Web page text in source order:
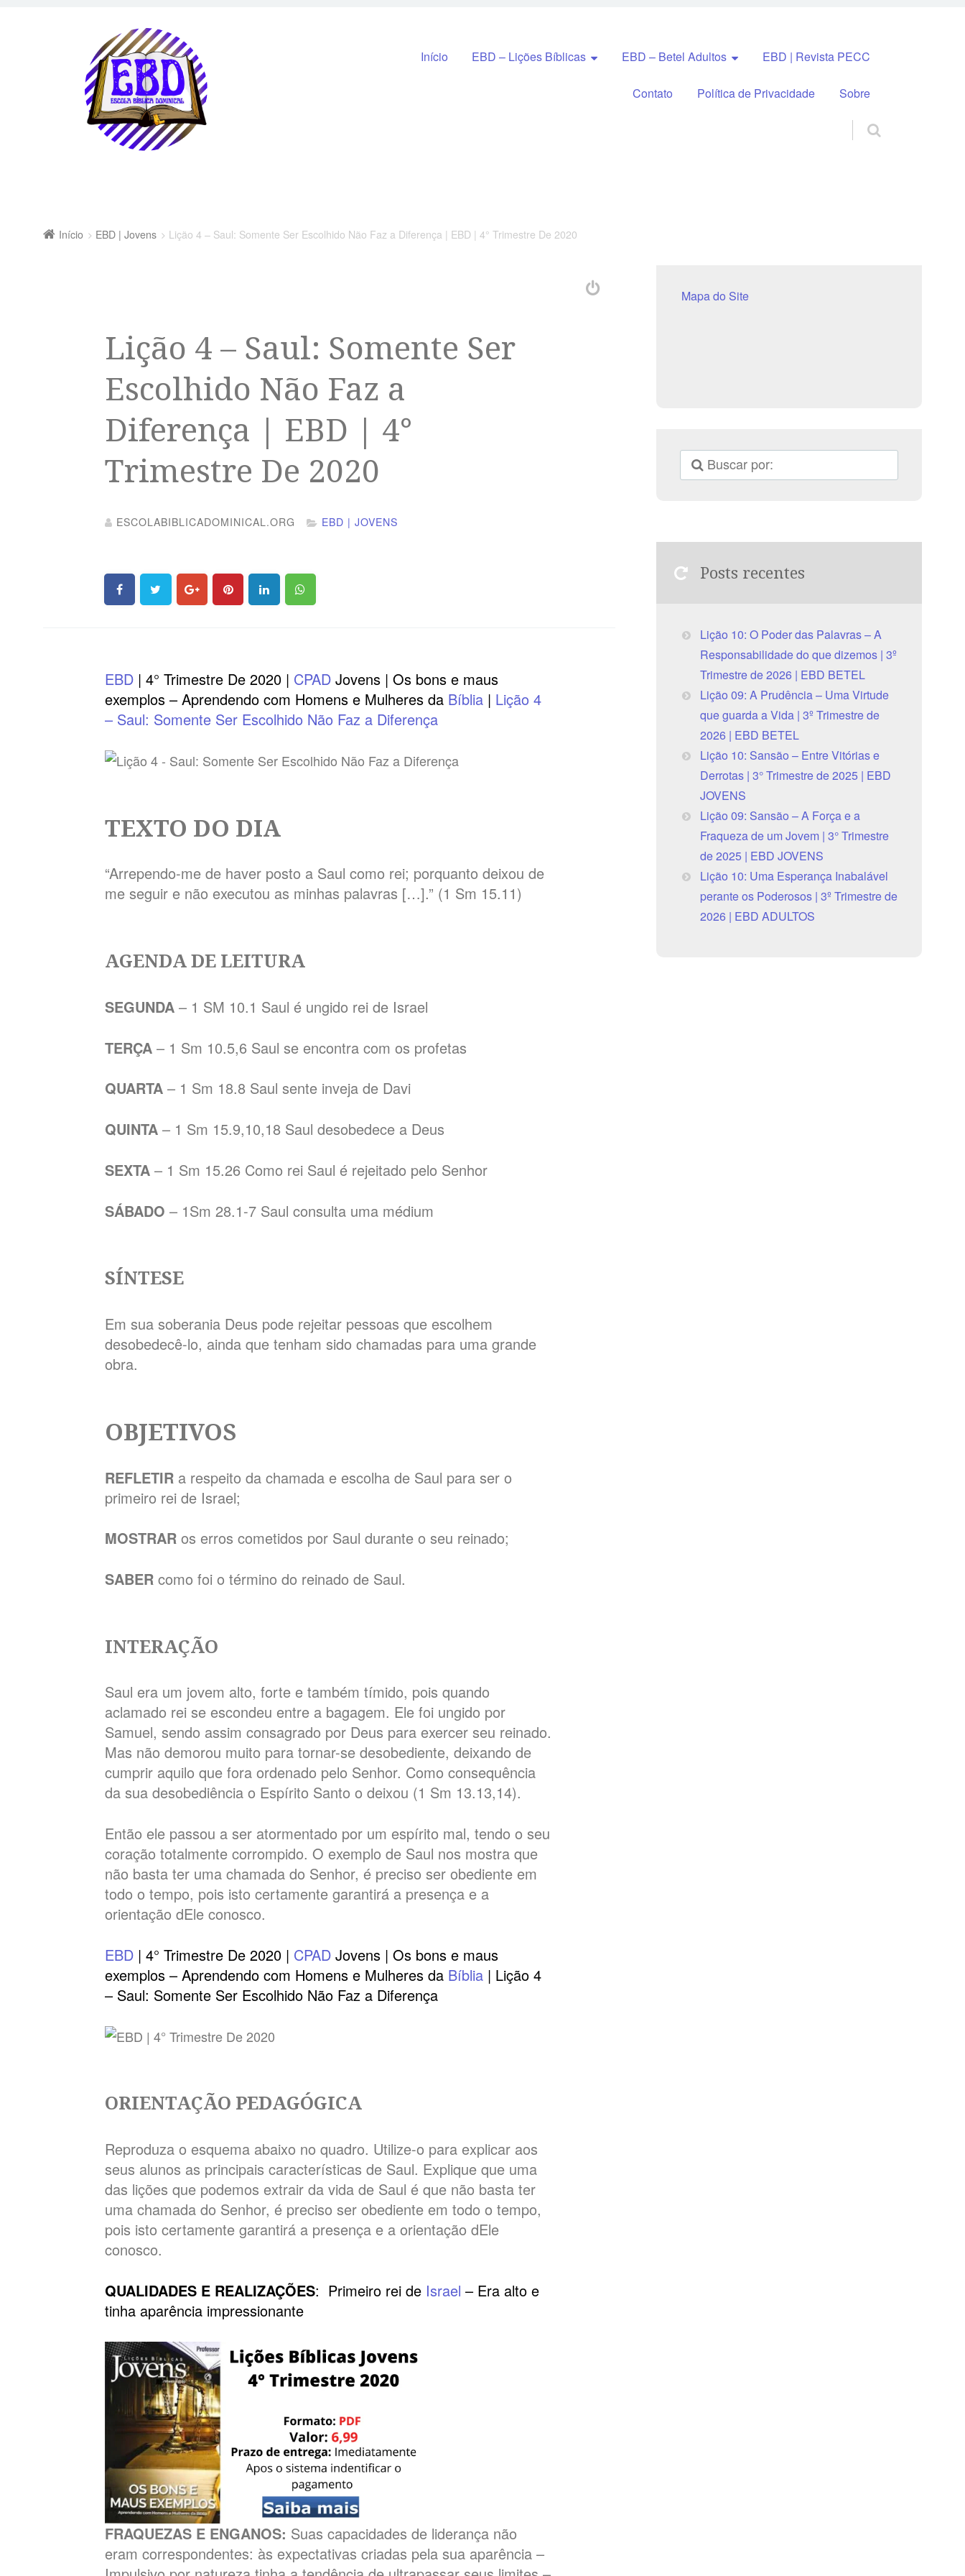
Pular para o conteúdo
Início EBD – Lições Bíblicas EBD – Betel Adultos EBD | Revista PECC
Contato Política de Privacidade Sobre
Início EBD | Jovens Lição 4 – Saul: Somente Ser Escolhido Não Faz a Diferença | EBD | 4° Trimestre De 2020
Lição 4 – Saul: Somente Ser
Escolhido Não Faz a
Diferença | EBD | 4°
Trimestre De 2020
ESCOLABIBLICADOMINICAL.ORG EBD | JOVENS
EBD | 4° Trimestre De 2020 | CPAD Jovens | Os bons e maus
exemplos – Aprendendo com Homens e Mulheres da Bíblia | Lição 4
– Saul: Somente Ser Escolhido Não Faz a Diferença
TEXTO DO DIA
“Arrependo-me de haver posto a Saul como rei; porquanto deixou de
me seguir e não executou as minhas palavras […].” (1 Sm 15.11)
AGENDA DE LEITURA
SEGUNDA – 1 SM 10.1 Saul é ungido rei de Israel
TERÇA– 1 Sm 10.5,6 Saul se encontra com os profetas
QUARTA– 1 Sm 18.8 Saul sente inveja de Davi
QUINTA– 1 Sm 15.9,10,18 Saul desobedece a Deus
SEXTA– 1 Sm 15.26 Como rei Saul é rejeitado pelo Senhor
SÁBADO– 1Sm 28.1-7 Saul consulta uma médium
SÍNTESE
Em sua soberania Deus pode rejeitar pessoas que escolhem
desobedecê-lo, ainda que tenham sido chamadas para uma grande
obra.
OBJETIVOS
REFLETIR a respeito da chamada e escolha de Saul para ser o
primeiro rei de Israel;
MOSTRARos erros cometidos por Saul durante o seu reinado;
SABERcomo foi o término do reinado de Saul.
INTERAÇÃO
Saul era um jovem alto, forte e também tímido, pois quando
aclamado rei se escondeu entre a bagagem. Ele foi ungido por
Samuel, sendo assim consagrado por Deus para exercer seu reinado.
Mas não demorou muito para tornar-se desobediente, deixando de
cumprir aquilo que fora ordenado pelo Senhor. Como consequência
da sua desobediência o Espírito Santo o deixou (1 Sm 13.13,14).
Então ele passou a ser atormentado por um espírito mal, tendo o seu
coração totalmente corrompido. O exemplo de Saul nos mostra que
não basta ter uma chamada do Senhor, é preciso ser obediente em
todo o tempo, pois isto certamente garantirá a presença e a
orientação dEle conosco.
EBD | 4° Trimestre De 2020 | CPAD Jovens | Os bons e maus
exemplos – Aprendendo com Homens e Mulheres da Bíblia | Lição 4
– Saul: Somente Ser Escolhido Não Faz a Diferença
ORIENTAÇÃO PEDAGÓGICA
Reproduza o esquema abaixo no quadro. Utilize-o para explicar aos
seus alunos as principais características de Saul. Explique que uma
das lições que podemos extrair da vida de Saul é que não basta ter
uma chamada do Senhor, é preciso ser obediente em todo o tempo,
pois isto certamente garantirá a presença e a orientação dEle
conosco.
QUALIDADES E REALIZAÇÕES: Primeiro rei de Israel – Era alto e
tinha aparência impressionante
FRAQUEZAS E ENGANOS: Suas capacidades de liderança não
eram correspondentes: às expectativas criadas pela sua aparência –
Mapa do Site
Posts recentes
Lição 10: O Poder das Palavras – A
Responsabilidade do que dizemos | 3º
Trimestre de 2026 | EBD BETEL
Lição 09: A Prudência – Uma Virtude
que guarda a Vida | 3º Trimestre de
2026 | EBD BETEL
Lição 10: Sansão – Entre Vitórias e
Derrotas | 3° Trimestre de 2025 | EBD
JOVENS
Lição 09: Sansão – A Força e a
Fraqueza de um Jovem | 3° Trimestre
de 2025 | EBD JOVENS
Lição 10: Uma Esperança Inabalável
perante os Poderosos | 3º Trimestre de
2026 | EBD ADULTOS